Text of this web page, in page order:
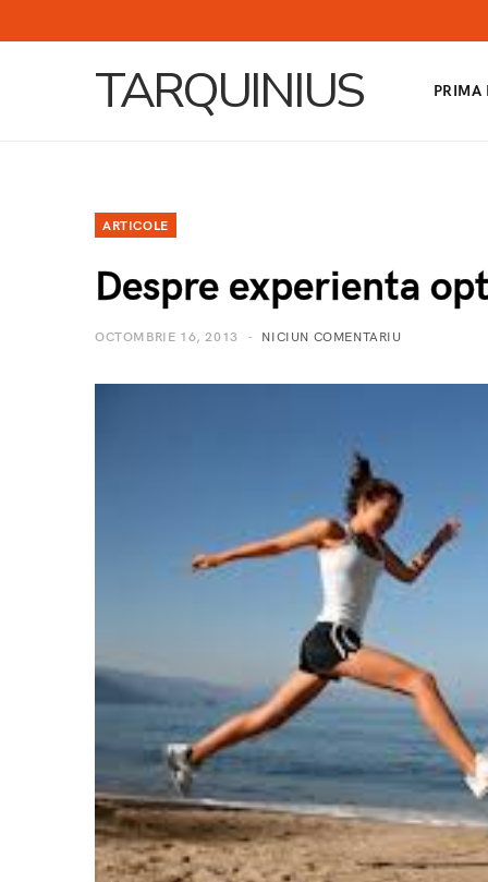
TARQUINIUS PRIMA
ARTICOLE
Despre experienta
OCTOMBRIE 16, 2013 NICIUN COMENTARIU